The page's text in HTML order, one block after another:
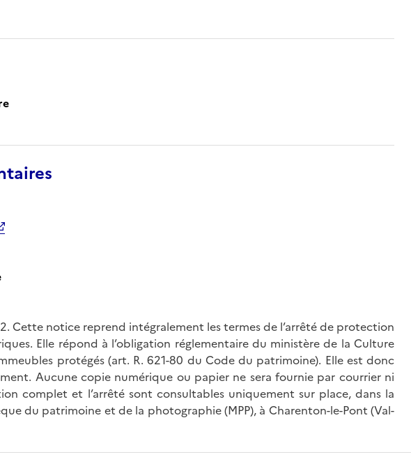
Cette notice reprend intégralement les termes de l’arrêté de protection
Elle répond à l’obligation réglementaire du ministère de la Culture
protégés (art. R. 621-80 du Code du patrimoine). Elle est donc
Aucune copie numérique ou papier ne sera fournie par courrier ni
complet et l’arrêté sont consultables uniquement sur place, dans la
du patrimoine et de la photographie (MPP), à Charenton-le-Pont (Val-